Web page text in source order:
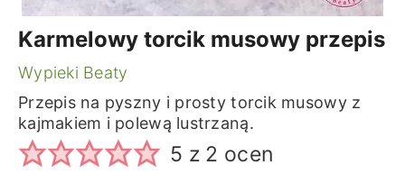
Karmelowy torcik musowy przepis
Wypieki Beaty
Przepis na pyszny i prosty torcik musowy z
kajmakiem i polewą lustrzaną.
5 z 2 ocen